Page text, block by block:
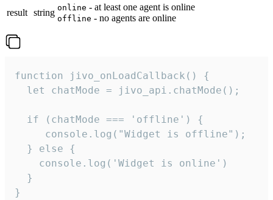
result string online - at least one agent is online
offline - no agents are online
function jivo_onLoadCallback() {
  let chatMode = jivo_api.chatMode();
  if (chatMode === 'offline') {
     console.log("Widget is offline");
  } else {
    console.log('Widget is online')
  }
}